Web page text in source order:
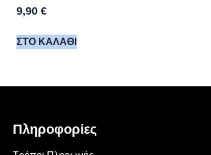
9,90 €
ΣΤΟ ΚΑΛΆΘΙ
Πληροφορίες